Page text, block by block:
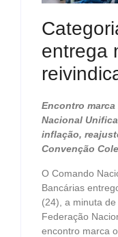
entrega
Encontro
Nacional
inflação,
Convenção
O Comando
Bancárias
(24), a minuta
Federação
encontro marca